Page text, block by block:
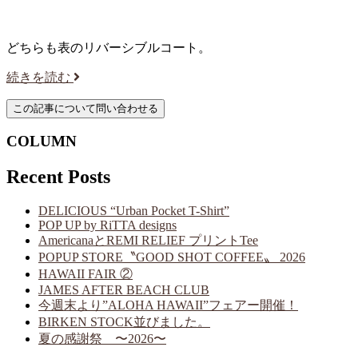
どちらも表のリバーシブルコート。
続きを読む
COLUMN
Recent Posts
DELICIOUS “Urban Pocket T-Shirt”
POP UP by RiTTA designs
AmericanaとREMI RELIEF プリントTee
POPUP STORE〝GOOD SHOT COFFEE〟 2026
HAWAII FAIR ②
JAMES AFTER BEACH CLUB
今週末より”ALOHA HAWAII”フェアー開催！
BIRKEN STOCK並びました。
夏の感謝祭 〜2026〜